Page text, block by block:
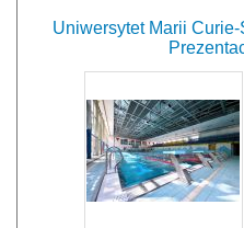
Uniwersytet Marii